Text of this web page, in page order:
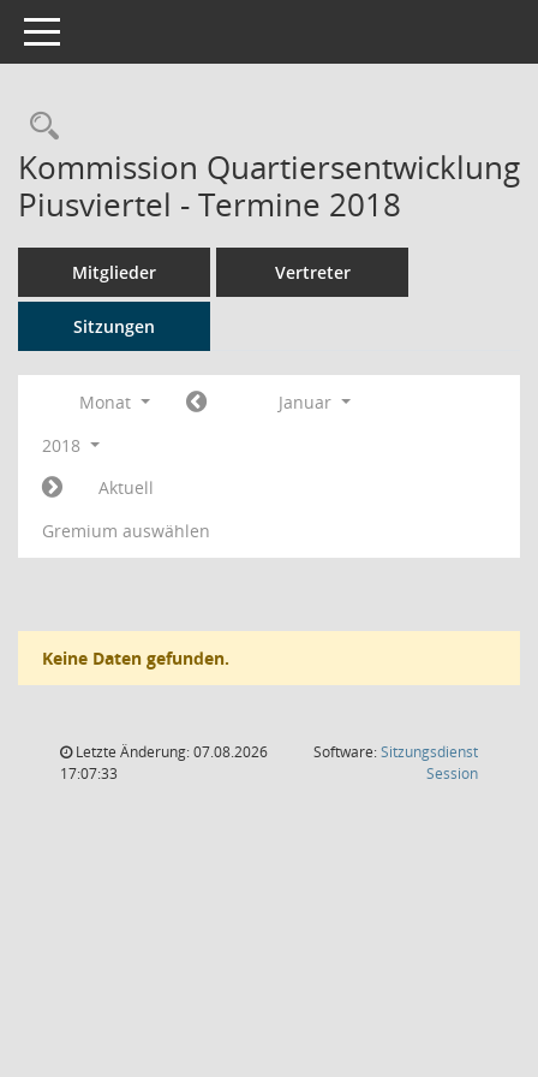
Toggle navigation
Rechercheauswahl
Kommission Quartiersentwicklung
Piusviertel - Termine 2018
Mitglieder Vertreter
Sitzungen
Monat
Januar
2018
Aktuell
Gremium auswählen
Keine Daten gefunden.
Letzte Änderung: 07.08.2026
17:07:33
Software:Sitzungsdienst
Session(Wird in